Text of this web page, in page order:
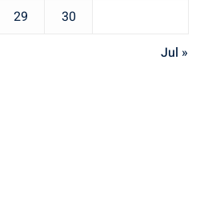
29
30
Jul »